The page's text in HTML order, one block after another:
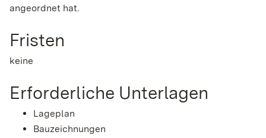
angeordnet hat.
Fristen
keine
Erforderliche Unterlagen
Lageplan
Bauzeichnungen